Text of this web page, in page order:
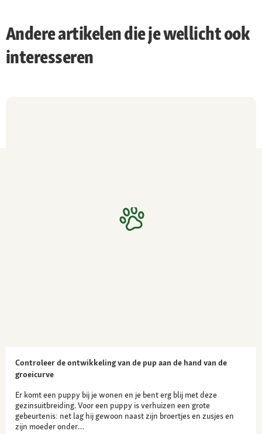
Andere artikelen die je wellicht ook
interesseren
Controleer de ontwikkeling van de pup aan de hand van de
groeicurve
Er komt een puppy bij je wonen en je bent erg blij met deze
gezinsuitbreiding. Voor een puppy is verhuizen een grote
gebeurtenis: net lag hij gewoon naast zijn broertjes en zusjes en
zijn moeder onder…